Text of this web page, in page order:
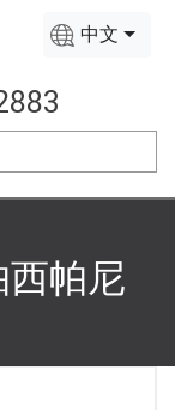
中文
西帕尼